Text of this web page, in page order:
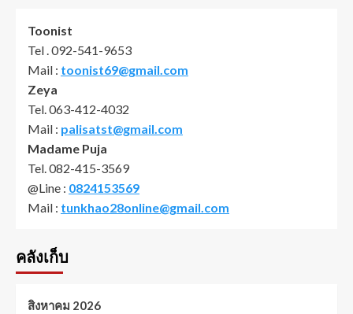
Toonist
Tel . 092-541-9653
Mail : toonist69@gmail.com
Zeya
Tel. 063-412-4032
Mail : palisatst@gmail.com
Madame Puja
Tel. 082-415-3569
@Line : 0824153569
Mail : tunkhao28online@gmail.com
คลังเก็บ
สิงหาคม 2026